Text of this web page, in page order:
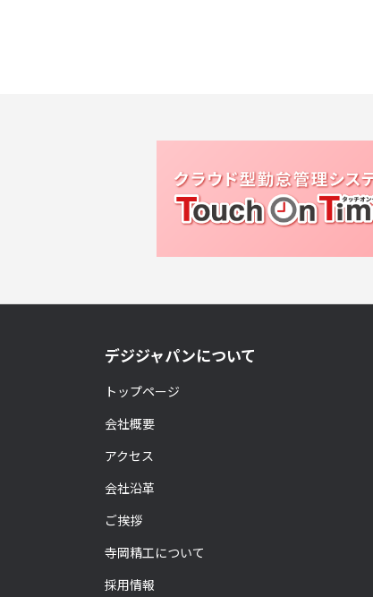
デジジャパンについて
トップページ
会社概要
アクセス
会社沿革
ご挨拶
寺岡精工について
採用情報